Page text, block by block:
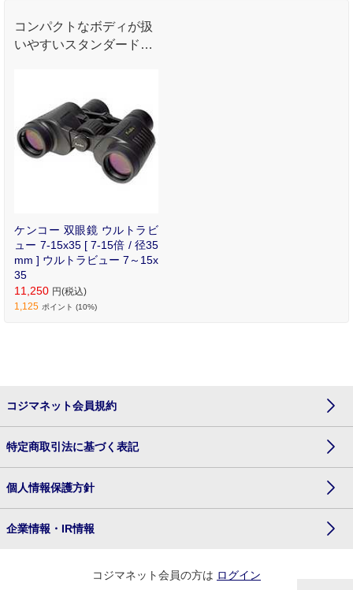
コンパクトなボディが扱
いやすいスタンダードズ
ケンコー 双眼鏡 ウルトラビ
ュー 7-15x35 [ 7-15倍 / 径35
mm ] ウルトラビュー 7～15x
35
11,250 円(税込)
1,125 ポイント (10%)
コジマネット会員規約
特定商取引法に基づく表記
個人情報保護方針
企業情報・IR情報
コジマネット会員の方は ログイン